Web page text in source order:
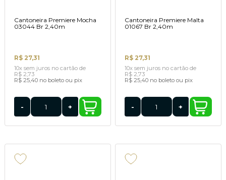
Cantoneira Premiere Mocha
03044 Br 2,40m
R$ 27,31
10x sem juros no cartãode
R$ 2,73
R$ 25,40 no boleto ou pix
- +
Cantoneira Premiere Malta
01067 Br 2,40m
R$ 27,31
10x sem juros no cartão de
R$ 2,73
R$ 25,40 no boleto ou pix
- +